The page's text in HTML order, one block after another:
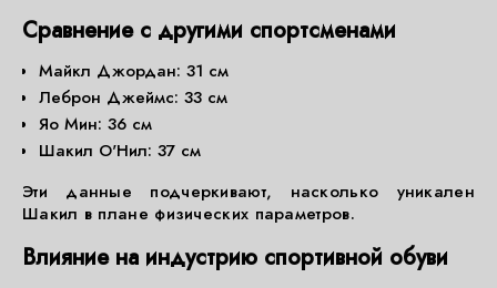
Сравнение с другими спортсменами
Майкл Джордан: 31 см
Леброн Джеймс: 33 см
Яо Мин: 36 см
Шакил О'Нил: 37 см
Эти данные подчеркивают, насколько уникален
Шакил в плане физических параметров.
Влияние на индустрию спортивной обуви